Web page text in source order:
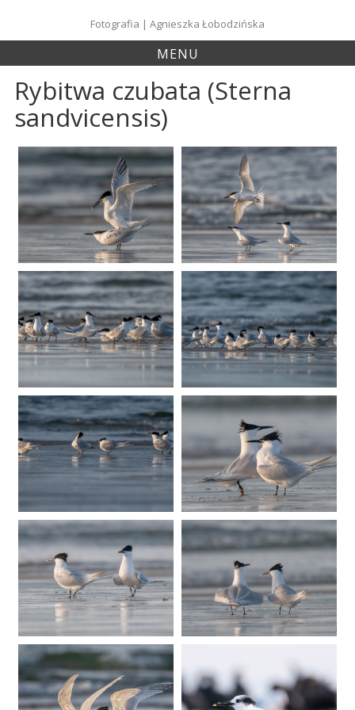
content
Fotografia | Agnieszka Łobodzińska
MENU
Rybitwa czubata (Sterna
sandvicensis)